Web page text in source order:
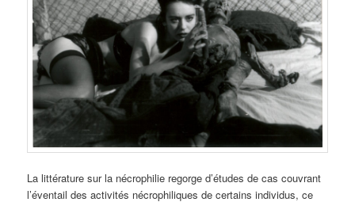
La littérature sur la nécrophilie regorge d’études de cas couvrant
l’éventail des activités nécrophiliques de certains individus, ce